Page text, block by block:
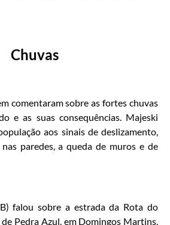
Chuvas
comentaram sobre as fortes chuvas
e as suas consequências. Majeski
aos sinais de deslizamento,
paredes, a queda de muros e de
falou sobre a estrada da Rota do
Pedra Azul, em Domingos Martins,